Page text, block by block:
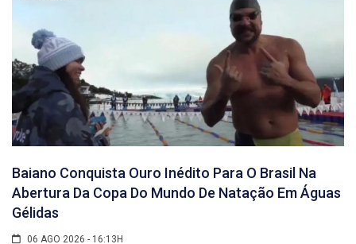
Baiano Conquista Ouro Inédito Para O Brasil Na
Abertura Da Copa Do Mundo De Natação Em Águas
Gélidas
06 AGO 2026 - 16:13H